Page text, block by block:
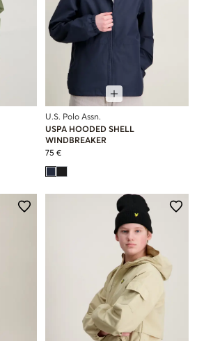
U.S. Polo Assn.
USPA HOODED SHELL
WINDBREAKER
75 €